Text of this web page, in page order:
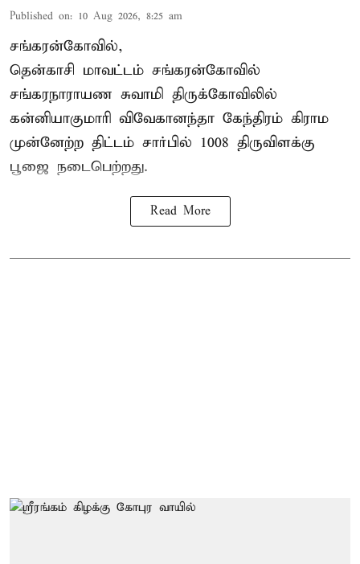
Published on: 10 Aug 2026, 8:25 am
சங்கரன்கோவில்,
தென்காசி மாவட்டம் சங்கரன்கோவில்
சங்கரநாராயண சுவாமி திருக்கோவிலில்
கன்னியாகுமாரி விவேகானந்தா கேந்திரம் கிராம
முன்னேற்ற திட்டம் சார்பில் 1008 திருவிளக்கு
பூஜை நடைபெற்றது.
Read More